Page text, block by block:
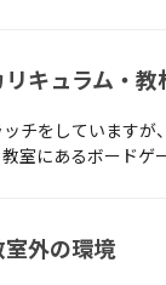
リキュラム・教
チをしていますが
室にあるボードゲ
室外の環境